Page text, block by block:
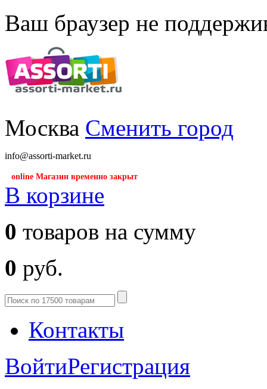
Ваш браузер не
Москва Сменить город
info@assorti-market.ru
online Магазин временно закрыт
В корзине
0 товаров на сумму
0 руб.
Контакты
ВойтиРегистрация